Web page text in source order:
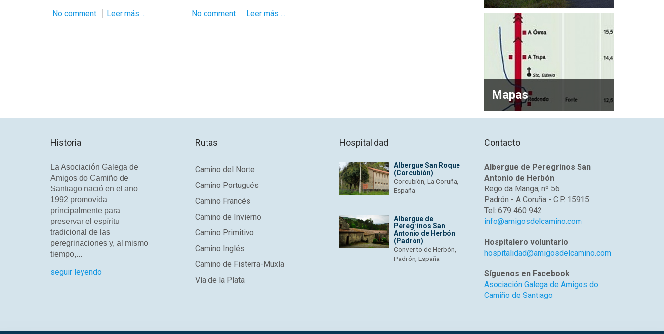
No comment Leer más ... No comment Leer más ...
Mapas
Historia
La Asociación Galega de
Amigos do Camiño de
Santiago nació en el año
1992 promovida
principalmente para
preservar el espíritu
tradicional de las
peregrinaciones y, al mismo
tiempo,...
seguir leyendo
Rutas
Camino del Norte
Camino Portugués
Camino Francés
Camino de Invierno
Camino Primitivo
Camino Inglés
Camino de Fisterra-Muxía
Vía de la Plata
Hospitalidad
Albergue San Roque
(Corcubión)
Corcubión, La Coruña,
España
Albergue de
Peregrinos San
Antonio de Herbón
(Padrón)
Convento de Herbón,
Padrón, España
Contacto
Albergue de Peregrinos San
Antonio de Herbón
Rego da Manga, nº 56
Padrón - A Coruña - C.P. 15915
Tel: 679 460 942
info@amigosdelcamino.com
Hospitalero voluntario
hospitalidad@amigosdelcamino.com
Síguenos en Facebook
Asociación Galega de Amigos do
Camiño de Santiago